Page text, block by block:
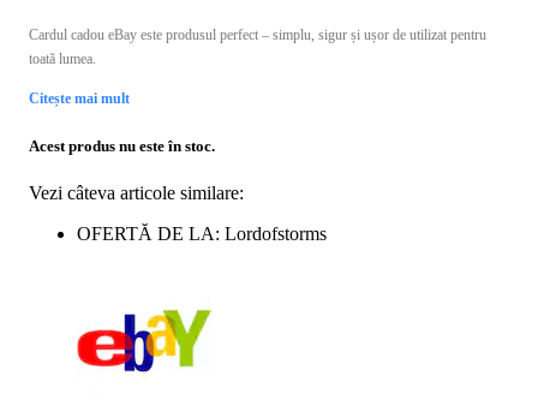
Cardul cadou eBay este produsul perfect – simplu, sigur și ușor de utilizat pentru
toată lumea.
Citește mai mult
Acest produs nu este în stoc.
Vezi câteva articole similare:
OFERTĂ DE LA: Lordofstorms